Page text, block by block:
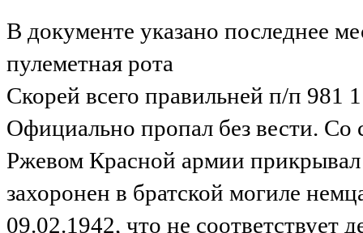
В документе указано последнее
пулеметная рота
Скорей всего правильней п/п 981
Официально пропал без вести. Со
Ржевом Красной армии прикрывал
захоронен в братской могиле
09.02.1942, что не соответствует